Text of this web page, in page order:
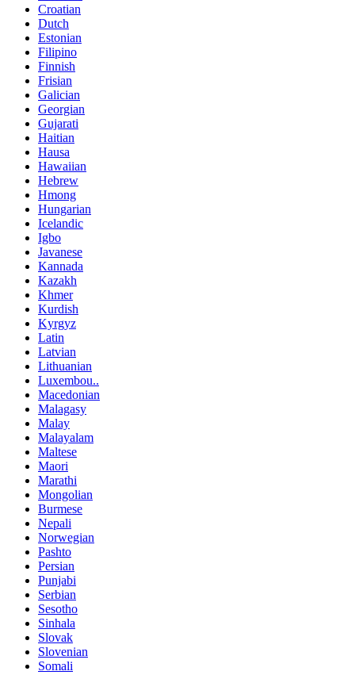
Croatian
Dutch
Estonian
Filipino
Finnish
Frisian
Galician
Georgian
Gujarati
Haitian
Hausa
Hawaiian
Hebrew
Hmong
Hungarian
Icelandic
Igbo
Javanese
Kannada
Kazakh
Khmer
Kurdish
Kyrgyz
Latin
Latvian
Lithuanian
Luxembou..
Macedonian
Malagasy
Malay
Malayalam
Maltese
Maori
Marathi
Mongolian
Burmese
Nepali
Norwegian
Pashto
Persian
Punjabi
Serbian
Sesotho
Sinhala
Slovak
Slovenian
Somali